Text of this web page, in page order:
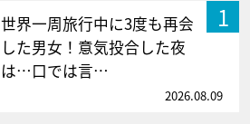
1
世界一周旅行中に3度も再会
した男女！意気投合した夜
は…口では言…
2026.08.09